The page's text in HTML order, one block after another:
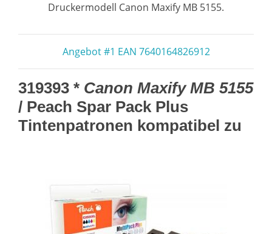
Druckermodell Canon Maxify MB 5155.
Angebot #1 EAN 7640164826912
319393 * Canon Maxify MB 5155
/ Peach Spar Pack Plus
Tintenpatronen kompatibel zu